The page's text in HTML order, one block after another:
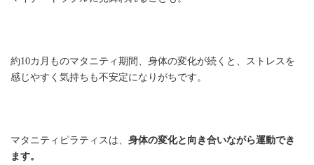
約10カ月ものマタニティ期間、身体の変化が続くと、ストレスを
感じやすく気持ちも不安定になりがちです。
マタニティピラティスは、 身体の変化と向き合いながら運動でき
ます。